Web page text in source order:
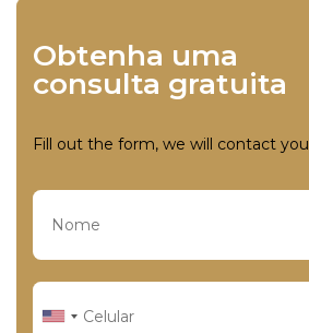
Obtenha uma
consulta gratuita
Fill out the form, we will contact you